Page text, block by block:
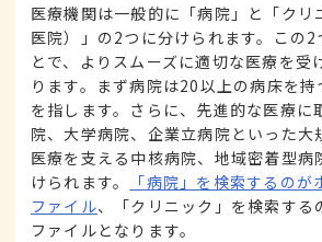
医療機関は一般的に「病院」と「クリ
医院）」の2つに分けられます。この2
とで、よりスムーズに適切な医療を受
ります。まず病院は20以上の病床を持
を指します。さらに、先進的な医療に
院、大学病院、企業立病院といった大
医療を支える中核病院、地域密着型病
けられます。
「病院」を検索するのが
ファイル、「クリニック」を検索する
ファイルとなります。